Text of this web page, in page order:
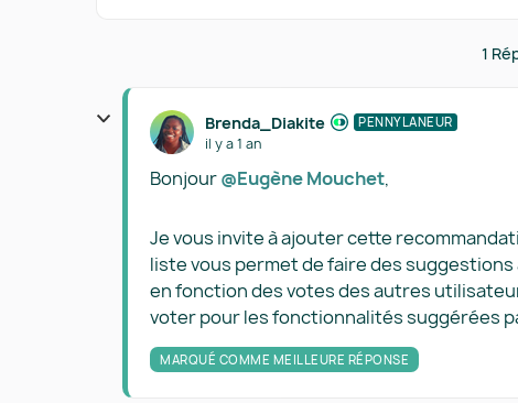
1
Brenda_Diakite PENNYLANEUR
il y a 1 an
Bonjour ​@Eugène Mouchet,
Je vous invite à ajouter cette
liste vous permet de faire des
en fonction des votes des autres
voter pour les fonctionnalités suggérées
MARQUÉ COMME MEILLEURE RÉPONSE